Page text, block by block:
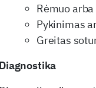
Rėmuo
Pykinimas
Greitas
Diagnostika